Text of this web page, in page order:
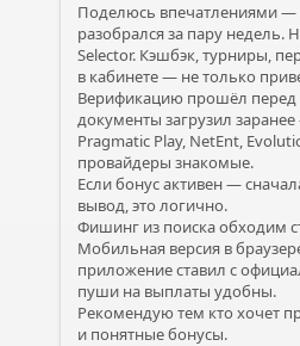
Поделюсь впечатлениями —
разобрался за пару недель.
Selector. Кэшбэк, турниры,
в кабинете — не только
Верификацию прошёл
документы загрузил
Pragmatic Play, NetEnt,
провайдеры знакомые.
Если бонус активен —
вывод, это логично.
Фишинг из поиска обходим
Мобильная версия в
приложение ставил с
пуши на выплаты удобны.
Рекомендую тем кто хочет
и понятные бонусы.